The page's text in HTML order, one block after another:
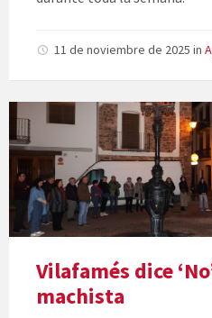
11 de noviembre de 2025 in
Vilafamés dice
machista